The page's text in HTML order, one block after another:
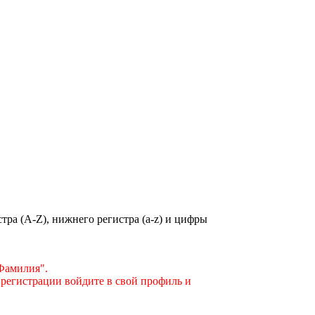
(A-Z), нижнего регистра (a-z) и цифры
войдите в свой профиль и